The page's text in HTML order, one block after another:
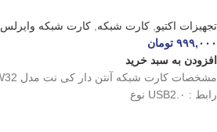
تجهیزات اکتیو کارت شبکه کارت شبکه وایرلس
۹۹۹,۰۰۰ تومان
افزودن به سبد خرید
رابط : USB2.۰ نوع